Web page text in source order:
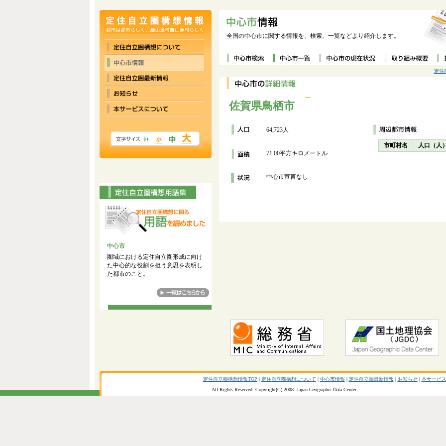
全国の中心市に関する情報を、検索、一覧などより紹介します。
定住
佐賀県鳥栖市
64,723人
71.00平方キロメートル
中心市宣言なし
市町村名 人口（人）
中心市
圏域における定住自立圏形成に向け
た中心的な役割を担う意思を表明し
た都市のこと。
定住自立圏構想情報TOP | 定住自立圏構想について | 中心市情報 | 定住自立圏最新情報 | お知らせ| 本サービ
All Rights Reserved. Copyright(C) 2008. Japan Geographic Data Center.